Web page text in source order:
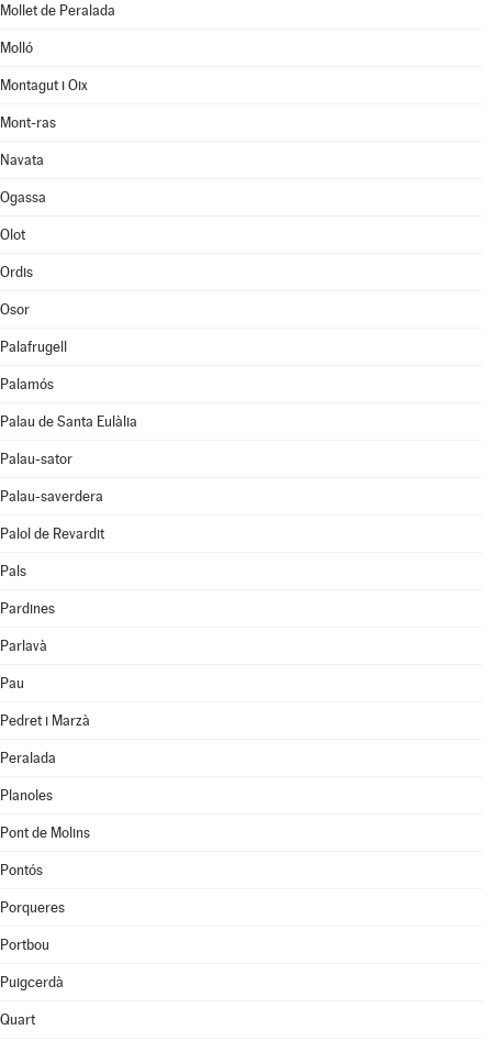
Mollet de Peralada
Molló
Montagut i Oix
Mont-ras
Navata
Ogassa
Olot
Ordis
Osor
Palafrugell
Palamós
Palau de Santa Eulàlia
Palau-sator
Palau-saverdera
Palol de Revardit
Pals
Pardines
Parlavà
Pau
Pedret i Marzà
Peralada
Planoles
Pont de Molins
Pontós
Porqueres
Portbou
Puigcerdà
Quart